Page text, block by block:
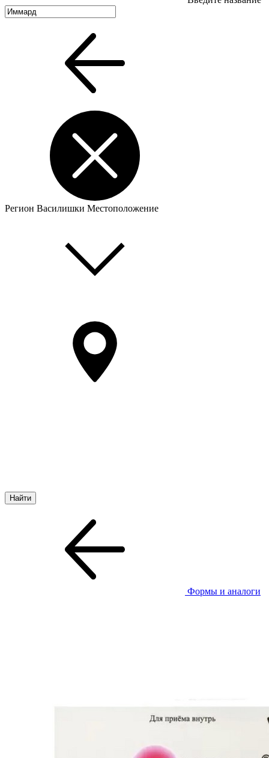
Регион Василишки Местоположение
Формы и аналоги